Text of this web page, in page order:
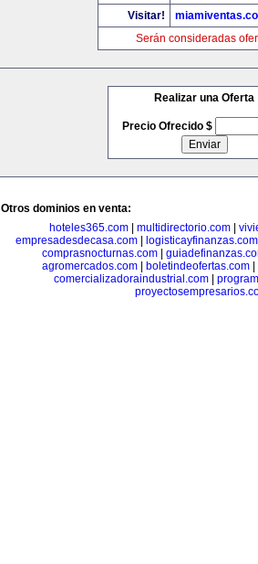
Visitar!
Serán consideradas
Realizar una Oferta
Precio Ofrecido $
Otros dominios en venta:
hoteles365.com
multidirectorio.com
empresadesdecasa.com
logisticayfinanzas.com
comprasnocturnas.com
agromercados.com
boletindeofertas.com
comercializadoraindustrial.com